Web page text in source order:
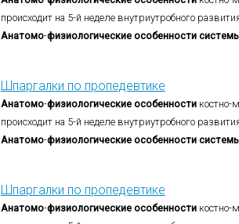
происходит на 5-й неделе внутриутробного
Анатомо-физиологические особенности
Шпаргалки по пропедевтике
Анатомо-физиологические особенности
происходит на 5-й неделе внутриутробного
Анатомо-физиологические особенности
Шпаргалки по пропедевтике
Анатомо-физиологические особенности